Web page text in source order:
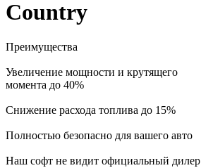
Country
Преимущества
Увеличение мощности и крутящего
момента до 40%
Снижение расхода топлива до 15%
Полностью безопасно для вашего авто
Наш софт не видит официальный дилер